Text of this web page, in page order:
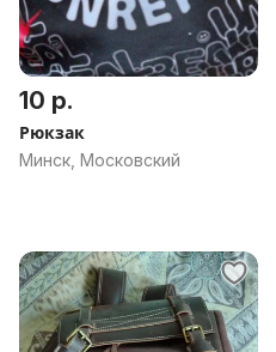
10 р.
Рюкзак
Минск, Московский